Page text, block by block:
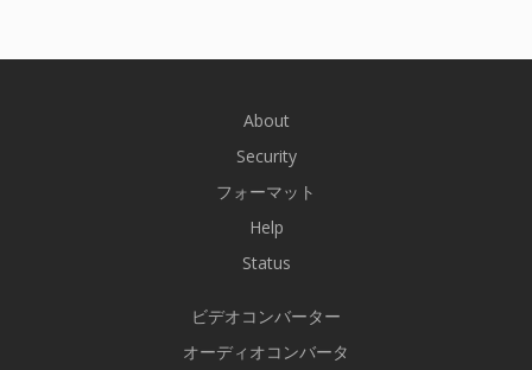
About
Security
フォーマット
Help
Status
ビデオコンバーター
オーディオコンバータ